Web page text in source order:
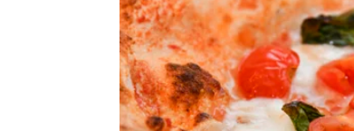
カレーが好き
京都おやつクラブ